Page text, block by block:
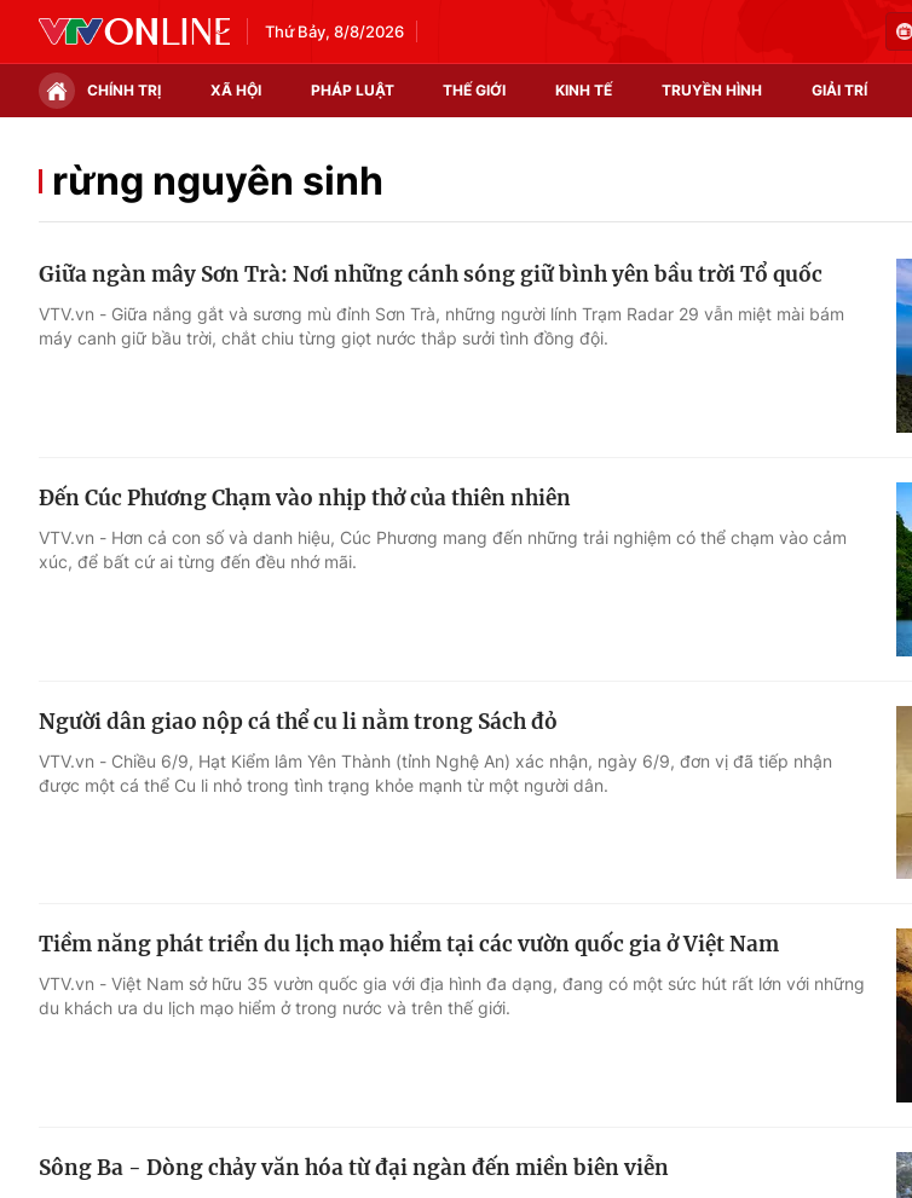
Thứ Bảy, 8/8/2026
CHÍNH TRỊ XÃ HỘI PHÁP LUẬT THẾ GIỚI KINH TẾ TRUYỀN HÌNH GIẢI TRÍ
Chính trị Xã hội
Thế giới đó đây
Thị trường
Điện ảnh
Âm nhạc
Sao
Du lịch
Làm đẹp
Chất lượng cuộc sống
Học trực tuyến
rừng nguyên sinh
Giữa ngàn mây Sơn Trà: Nơi những cánh sóng giữ bình yên bầu trời Tổ quốc
VTV.vn - Giữa nắng gắt và sương mù đỉnh Sơn Trà, những người lính Trạm Radar 29 vẫn miệt mài bám
máy canh giữ bầu trời, chắt chiu từng giọt nước thắp sưởi tình đồng đội.
Đến Cúc Phương Chạm vào nhịp thở của thiên nhiên
VTV.vn - Hơn cả con số và danh hiệu, Cúc Phương mang đến những trải nghiệm có thể chạm vào cảm
xúc, để bất cứ ai từng đến đều nhớ mãi.
Người dân giao nộp cá thể cu li nằm trong Sách đỏ
VTV.vn - Chiều 6/9, Hạt Kiểm lâm Yên Thành (tỉnh Nghệ An) xác nhận, ngày 6/9, đơn vị đã tiếp nhận
được một cá thể Cu li nhỏ trong tình trạng khỏe mạnh từ một người dân.
Tiềm năng phát triển du lịch mạo hiểm tại các vườn quốc gia ở Việt Nam
VTV.vn - Việt Nam sở hữu 35 vườn quốc gia với địa hình đa dạng, đang có một sức hút rất lớn với những
du khách ưa du lịch mạo hiểm ở trong nước và trên thế giới.
Sông Ba - Dòng chảy văn hóa từ đại ngàn đến miền biên viễn